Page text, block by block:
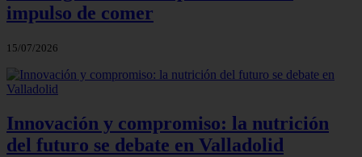
impulso de comer
15/07/2026
Innovación y compromiso: la nutrición
del futuro se debate en Valladolid